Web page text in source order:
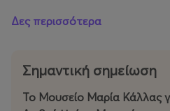
της ζωή, την προσωπικότητά
Δες περισσότερα
Σημαντική σημείωση
Το Μουσείο Μαρία Κάλλας